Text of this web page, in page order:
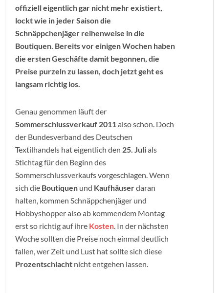
offiziell eigentlich gar nicht mehr existiert,
lockt wie in jeder Saison die
Schnäppchenjäger reihenweise in die
Boutiquen. Bereits vor einigen Wochen haben
die ersten Geschäfte damit begonnen, die
Preise purzeln zu lassen, doch jetzt geht es
langsam richtig los.
Genau genommen läuft der
Sommerschlussverkauf 2011also schon. Doch
der Bundesverband des Deutschen
Textilhandels hat eigentlich den 25. Julials
Stichtag für den Beginn des
Sommerschlussverkaufs vorgeschlagen. Wenn
sich die Boutiquen und Kaufhäuserdaran
halten, kommen Schnäppchenjäger und
Hobbyshopper also ab kommendem Montag
erst so richtig auf ihre Kosten. In der nächsten
Woche sollten die Preise noch einmal deutlich
fallen, wer Zeit und Lust hat sollte sich diese
Prozentschlacht nicht entgehen lassen.